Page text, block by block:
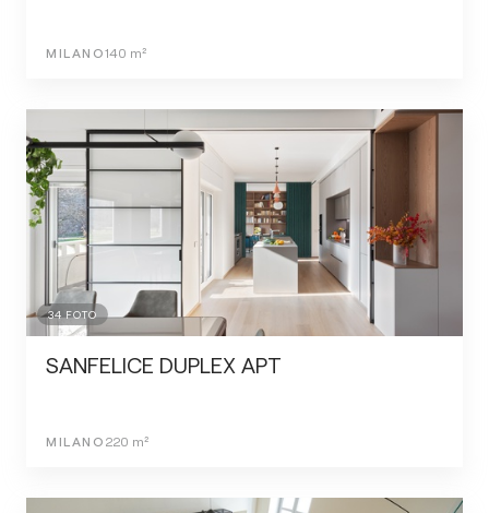
MILANO140 m²
34 FOTO
SANFELICE DUPLEX APT
MILANO 220 m²